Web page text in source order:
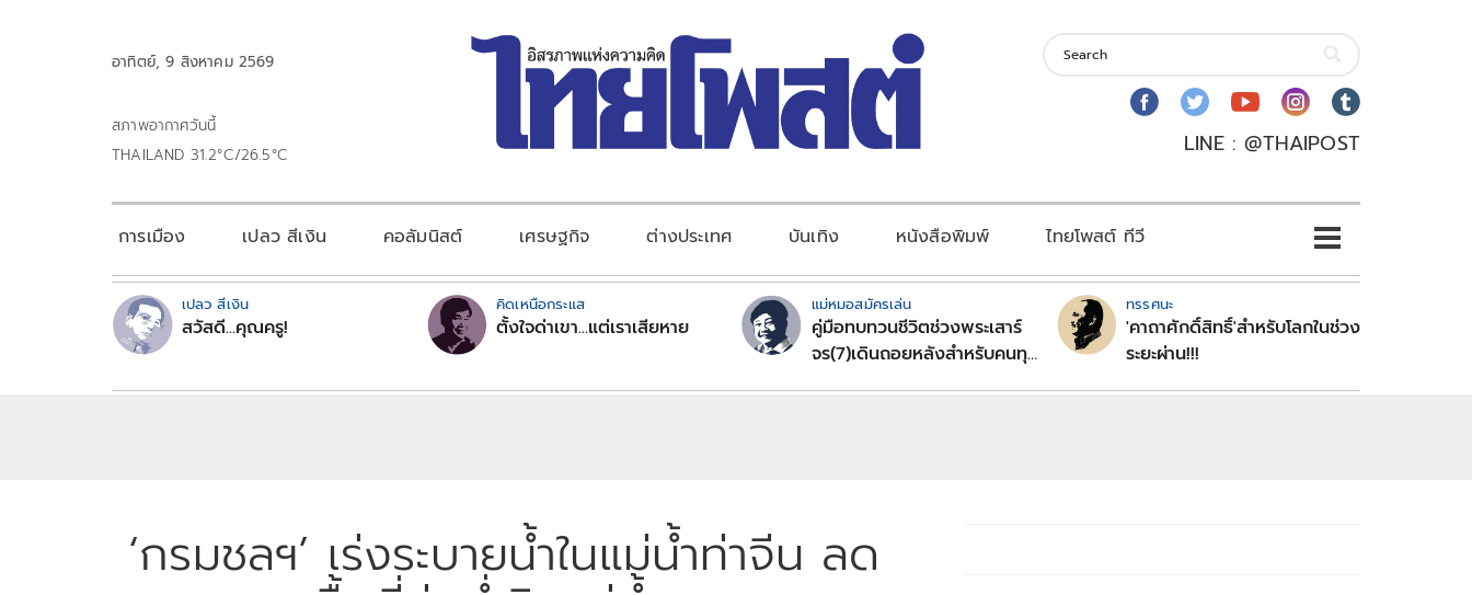
อาทิตย์, 9 สิงหาคม 2569
สภาพอากาศวันนี้
THAILAND 31.2°C/26.5°C
LINE : @THAIPOST
การเมือง เปลว สีเงิน คอลัมนิสต์ เศรษฐกิจ ต่างประเทศ บันเทิง หนังสือพิมพ์ ไทยโพสต์ ทีวี
เปลว สีเงิน
สวัสดี...คุณครู!
คิดเหนือกระแส
ตั้งใจด่าเขา...แต่เราเสียหาย
แม่หมอสมัครเล่น
คู่มือทบทวนชีวิตช่วงพระเสาร์
จร(7)เดินถอยหลังสำหรับคนทุก
ทรรศนะ
'คาถาศักดิ์สิทธิ์'สำหรับโลกในช่วง
ระยะผ่าน!!!
‘กรมชลฯ’ เร่งระบายน้ำในแม่น้ำท่าจีน ลด